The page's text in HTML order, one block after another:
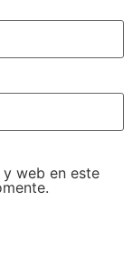
web en este